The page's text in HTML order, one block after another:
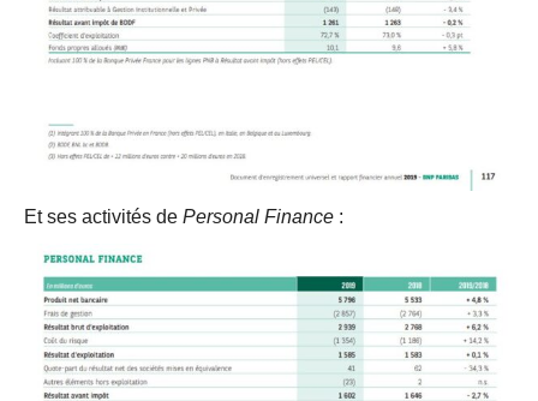
Et ses activités de Personal Finance :